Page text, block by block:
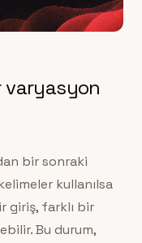
varyasyon
bir sonraki
kullanılsa
giriş, farklı bir
Bu durum,